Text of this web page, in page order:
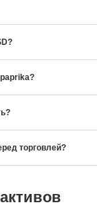
торговлей?